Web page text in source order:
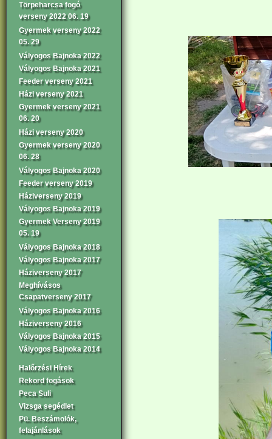
Törpeharcsa fogó
verseny 2022 06. 19
Gyermek verseny 2022
05. 29
Vályogos Bajnoka 2022
Vályogos Bajnoka 2021
Feeder verseny 2021
Házi verseny 2021
Gyermek verseny 2021
06. 20
Házi verseny 2020
Gyermek verseny 2020
06. 28
Vályogos Bajnoka 2020
Feeder verseny 2019
Háziverseny 2019
Vályogos Bajnoka 2019
Gyermek Verseny 2019
05. 19
Vályogos Bajnoka 2018
Vályogos Bajnoka 2017
Háziverseny 2017
Meghívásos
Csapatverseny 2017
Vályogos Bajnoka 2016
Háziverseny 2016
Vályogos Bajnoka 2015
Vályogos Bajnoka 2014
Halőrzési Hírek
Rekord fogások
Peca Suli
Vizsga segédlet
Pü. Beszámolók,
felajánlások